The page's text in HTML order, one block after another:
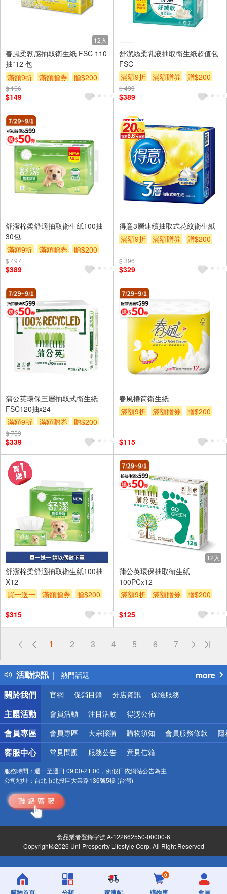
12入
春風柔韌感抽取衛生紙 FSC 110
抽*12 包
滿額9折
滿額贈券 贈$200
$ 166
$149
舒潔絲柔乳液抽取衛生紙超值包
FSC
滿額9折
滿額贈券 贈$200
$ 499
$389
舒潔棉柔舒適抽取衛生紙100抽
30包
滿額9折
滿額贈券 贈$200
$ 497
$389
得意3層連續抽取式花紋衛生紙
滿額9折
滿額贈券 贈$200
$ 396
$329
蒲公英環保三層抽取式衛生紙
FSC120抽x24
滿額9折
滿額贈券 贈$200
$ 759
$339
春風捲筒衛生紙
滿額9折
滿額贈券 贈$200
$115
舒潔棉柔舒適抽取衛生紙100抽
X12
買一送一
滿額贈券
贈$200
$315
12入
蒲公英環保抽取衛生紙
100PCx12
滿額9折
滿額贈券
贈$200
$125
1 2 3 4 5 6 7
活動快訊
偏遠地區配送
得獎公告
熱門話題
銀行優惠
偏遠地區配送
詐騙網頁！請小心！
more
關於我們
官網 促銷目錄 分店資訊 保險服務
主題活動 會員活動 注目活動 得獎公佈
會員專區 會員專區 大宗採購 購物須知 會員服務條款 隱
客服中心 常見問題 服務公告 意見信箱
服務時間： 週一至週日 09:00-21:00，例假日依網站公告為主
公司地址： 台北市北投區大業路136號5樓 (台灣)
食品業者登錄字號 A-122662550-00000-6
Copyright©2026 Uni-Prosperity Lifestyle Corp. All Right Reserved
0